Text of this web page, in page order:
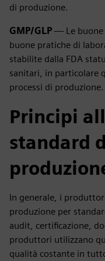
di produzione.
GMP/GLP— Le buone
buone pratiche di
stabilite dalla FDA
sanitari, in particolare
processi di produzione.
Principi
standard
In generale, i
produzione per
audit, certificazione,
produttori utilizzano
qualità costante in